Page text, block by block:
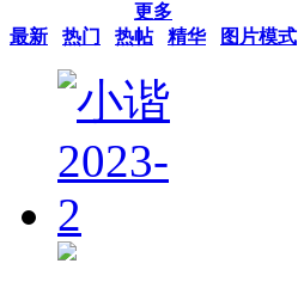
更多
最新
热门 热帖 精华 图片模式